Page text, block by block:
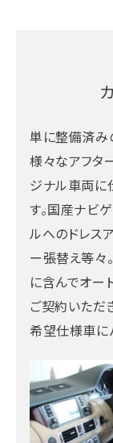
単に整備済み
様々なアフタ
ジナル車両に
す。国産ナビ
ルへのドレス
ー張替え等々
に含んでオー
ご契約いただ
希望仕様車に